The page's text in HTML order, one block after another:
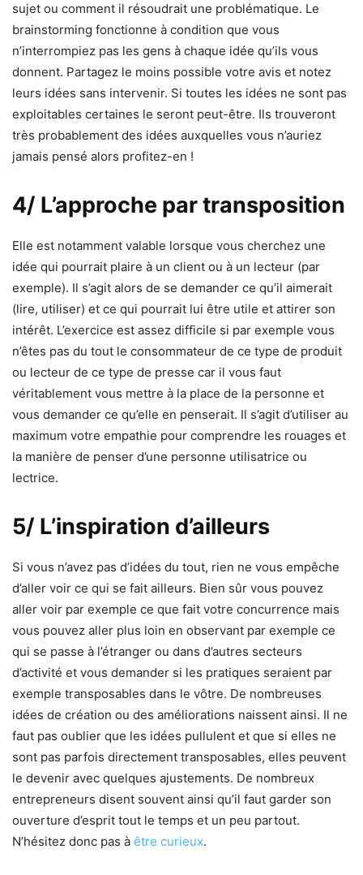
sujet ou comment il résoudrait une problématique. Le
brainstorming fonctionne à condition que vous
n’interrompiez pas les gens à chaque idée qu’ils vous
donnent. Partagez le moins possible votre avis et notez
leurs idées sans intervenir. Si toutes les idées ne sont pas
exploitables certaines le seront peut-être. Ils trouveront
très probablement des idées auxquelles vous n’auriez
jamais pensé alors profitez-en !
4/ L’approche par transposition
Elle est notamment valable lorsque vous cherchez une
idée qui pourrait plaire à un client ou à un lecteur (par
exemple). Il s’agit alors de se demander ce qu’il aimerait
(lire, utiliser) et ce qui pourrait lui être utile et attirer son
intérêt. L’exercice est assez difficile si par exemple vous
n’êtes pas du tout le consommateur de ce type de produit
ou lecteur de ce type de presse car il vous faut
véritablement vous mettre à la place de la personne et
vous demander ce qu’elle en penserait. Il s’agit d’utiliser au
maximum votre empathie pour comprendre les rouages et
la manière de penser d’une personne utilisatrice ou
lectrice.
5/ L’inspiration d’ailleurs
Si vous n’avez pas d’idées du tout, rien ne vous empêche
d’aller voir ce qui se fait ailleurs. Bien sûr vous pouvez
aller voir par exemple ce que fait votre concurrence mais
vous pouvez aller plus loin en observant par exemple ce
qui se passe à l’étranger ou dans d’autres secteurs
d’activité et vous demander si les pratiques seraient par
exemple transposables dans le vôtre. De nombreuses
idées de création ou des améliorations naissent ainsi. Il ne
faut pas oublier que les idées pullulent et que si elles ne
sont pas parfois directement transposables, elles peuvent
le devenir avec quelques ajustements. De nombreux
entrepreneurs disent souvent ainsi qu’il faut garder son
ouverture d’esprit tout le temps et un peu partout.
N’hésitez donc pas à être curieux.